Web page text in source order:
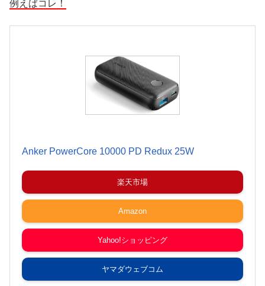
例えばコレ！
Anker PowerCore 10000 PD Redux 25W
楽天市場
Amazon
Yahoo!ショッピング
ヤマダウェブコム